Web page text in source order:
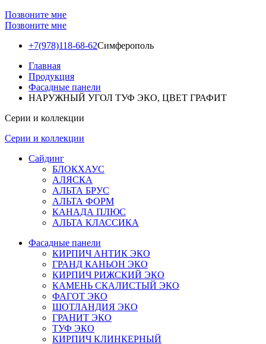
Позвоните мне
Позвоните мне
+7(978)118-68-62Симферополь
Главная
Продукция
Фасадные панели
НАРУЖНЫЙ УГОЛ ТУФ ЭКО, ЦВЕТ ГРАФИТ
Серии и коллекции
Серии и коллекции
Сайдинг
БЛОКХАУС
АЛЯСКА
АЛЬТА БРУС
АЛЬТА ФОРМ
КАНАДА ПЛЮС
АЛЬТА КЛАССИКА
Фасадные панели
КИРПИЧ АНТИК ЭКО
ГРАНД КАНЬОН ЭКО
КИРПИЧ РИЖСКИЙ ЭКО
КАМЕНЬ СКАЛИСТЫЙ ЭКО
ФАГОТ ЭКО
ШОТЛАНДИЯ ЭКО
ГРАНИТ ЭКО
ТУФ ЭКО
КИРПИЧ КЛИНКЕРНЫЙ